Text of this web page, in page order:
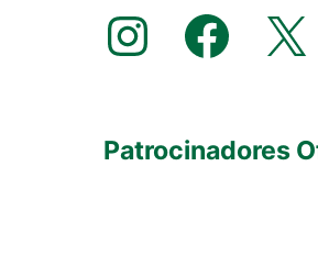
Instagram Facebook X
Patrocinadores